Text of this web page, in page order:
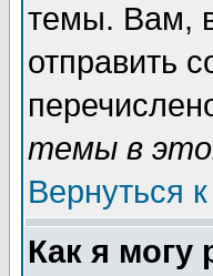
темы. Вам,
отправить
темы в
Вернуться
Как я могу